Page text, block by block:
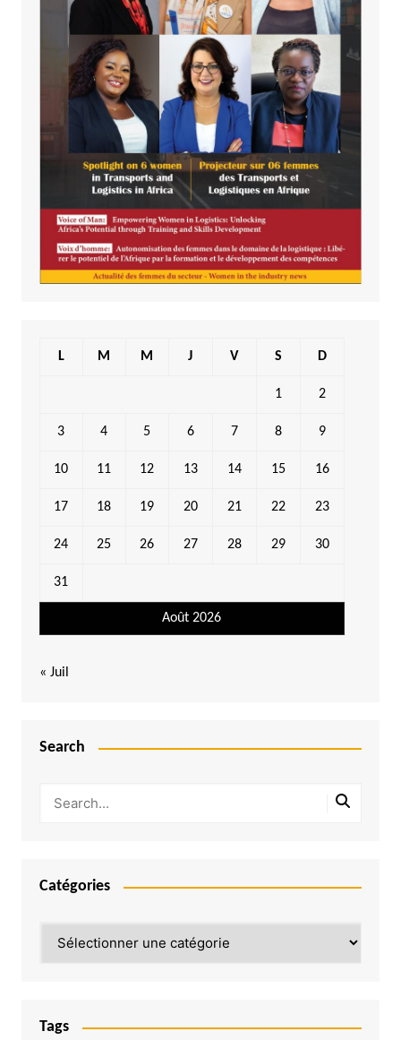
Août 2026
L M M J V S D
1 2
3 4 5 6 7 8 9
10 11 12 13 14 15 16
17 18 19 20 21 22 23
24 25 26 27 28 29 30
31
« Juil
Search
Catégories
Tags